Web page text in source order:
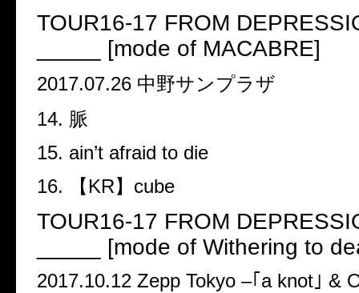
TOUR16-17 FROM
_____ [mode of MACABRE]
2017.07.26 中野サンプラザ
14. 脈
15. ain’t afraid to die
16.
【 KR】 cube
TOUR16-17 FROM
_____ [mode of Withering to
2017.10.12 Zepp Tokyo –｢ a knot ｣ &